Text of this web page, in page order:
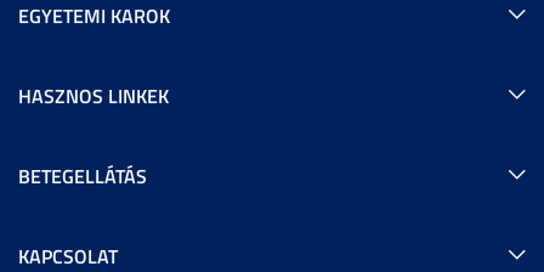
EGYETEMI KAROK
HASZNOS LINKEK
BETEGELLÁTÁS
KAPCSOLAT